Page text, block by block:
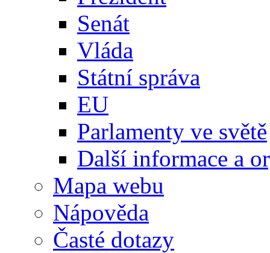
Senát
Vláda
Státní správa
EU
Parlamenty ve světě
Další informace a
Mapa webu
Nápověda
Časté dotazy